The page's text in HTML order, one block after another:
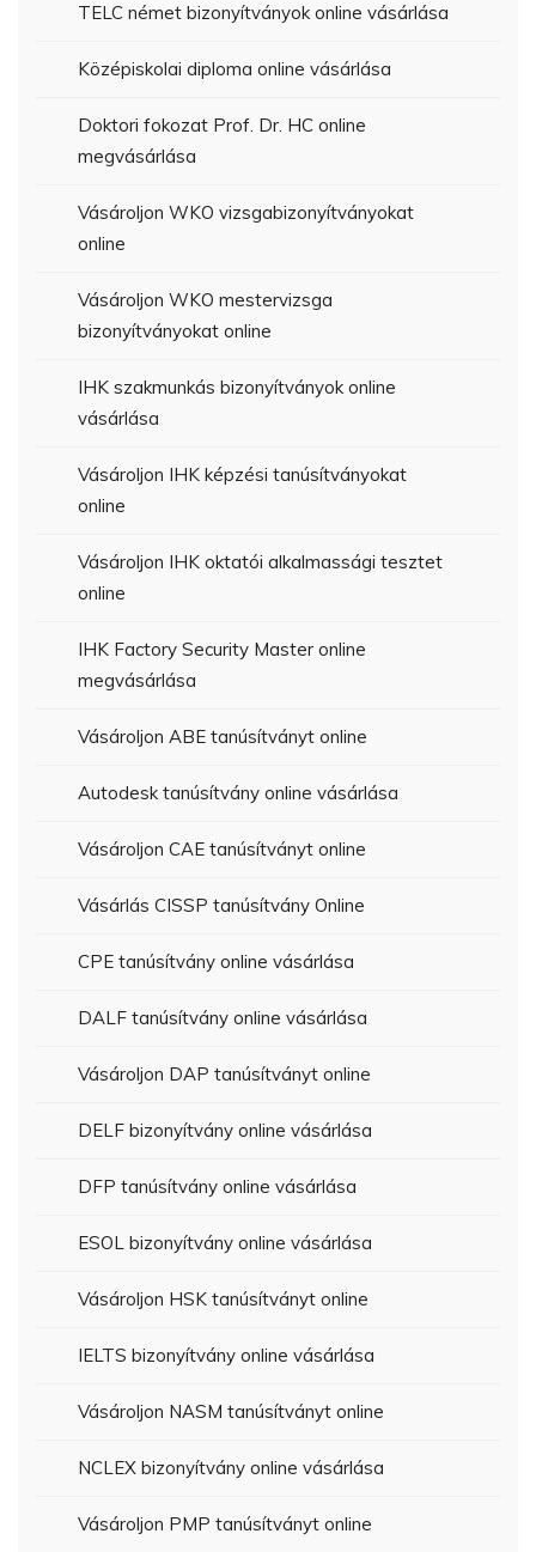
TELC német bizonyítványok online vásárlása
Középiskolai diploma online vásárlása
Doktori fokozat Prof. Dr. HC online
megvásárlása
Vásároljon WKO vizsgabizonyítványokat
online
Vásároljon WKO mestervizsga
bizonyítványokat online
IHK szakmunkás bizonyítványok online
vásárlása
Vásároljon IHK képzési tanúsítványokat
online
Vásároljon IHK oktatói alkalmassági tesztet
online
IHK Factory Security Master online
megvásárlása
Vásároljon ABE tanúsítványt online
Autodesk tanúsítvány online vásárlása
Vásároljon CAE tanúsítványt online
Vásárlás CISSP tanúsítvány Online
CPE tanúsítvány online vásárlása
DALF tanúsítvány online vásárlása
Vásároljon DAP tanúsítványt online
DELF bizonyítvány online vásárlása
DFP tanúsítvány online vásárlása
ESOL bizonyítvány online vásárlása
Vásároljon HSK tanúsítványt online
IELTS bizonyítvány online vásárlása
Vásároljon NASM tanúsítványt online
NCLEX bizonyítvány online vásárlása
Vásároljon PMP tanúsítványt online